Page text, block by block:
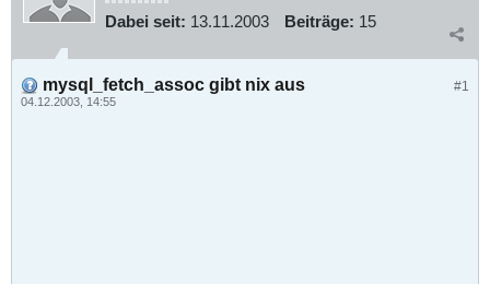
Dabei seit: 13.11.2003 Beiträge: 15
#1
mysql_fetch_assoc gibt nix aus
04.12.2003, 14:55